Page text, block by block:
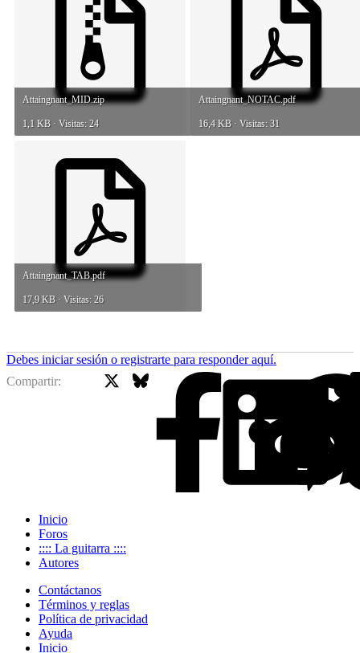
Attaingnant_MID.zip
1,1 KB · Visitas: 24
Attaingnant_NOTAC.pdf
16,4 KB · Visitas: 31
Attaingnant_TAB.pdf
17,9 KB · Visitas: 26
Debes iniciar sesión o registrarte para responder aquí.
Compartir:
Facebook
Bluesky
Inicio
Foros
:::: La guitarra ::::
Autores
Contáctanos
Términos y reglas
Política de privacidad
Ayuda
Inicio